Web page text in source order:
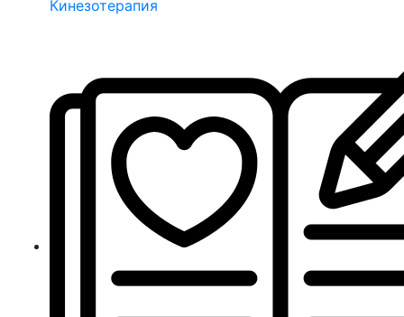
Кинезотерапия